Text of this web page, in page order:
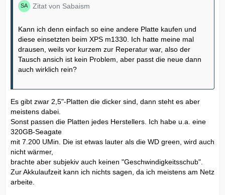
Zitat von Sabaism
Kann ich denn einfach so eine andere Platte kaufen und
diese einsetzten beim XPS m1330. Ich hatte meine mal
drausen, weils vor kurzem zur Reperatur war, also der
Tausch ansich ist kein Problem, aber passt die neue dann
auch wirklich rein?
Es gibt zwar 2,5"-Platten die dicker sind, dann steht es aber
meistens dabei.
Sonst passen die Platten jedes Herstellers. Ich habe u.a. eine
320GB-Seagate
mit 7.200 UMin. Die ist etwas lauter als die WD green, wird auch
nicht wärmer,
brachte aber subjekiv auch keinen "Geschwindigkeitsschub".
Zur Akkulaufzeit kann ich nichts sagen, da ich meistens am Netz
arbeite.